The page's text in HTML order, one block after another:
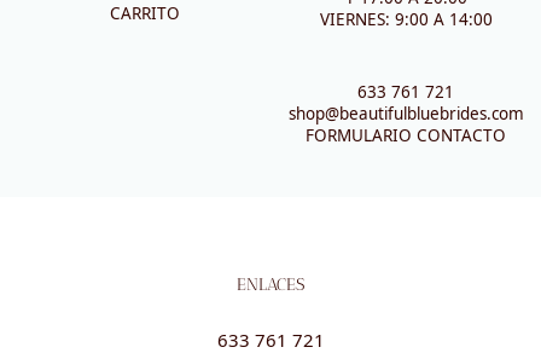
CARRITO
VIERNES: 9:00 A 14:00
633 761 721
shop@beautifulbluebrides.com
FORMULARIO CONTACTO
ENLACES
633 761 721